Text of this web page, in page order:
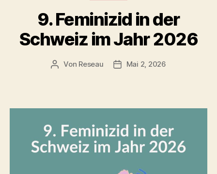
9. Feminizid in der
Schweiz im Jahr 2026
Beitragsautor
Von Reseau Veröffentlichungsdatum
Mai 2, 2026